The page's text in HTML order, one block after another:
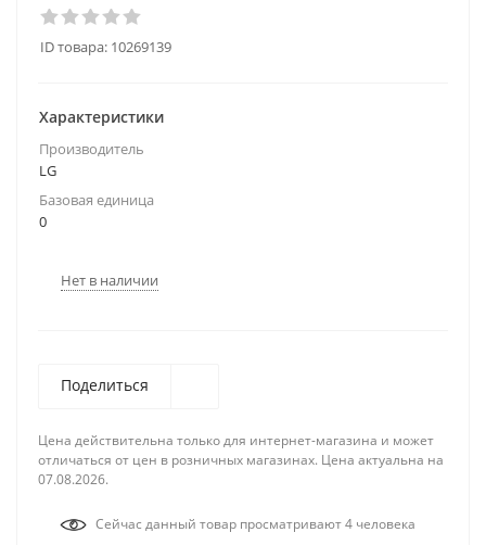
ID товара: 10269139
Характеристики
Производитель
LG
Базовая единица
0
Нет в наличии
Поделиться
Цена действительна только для интернет-магазина и может
отличаться от цен в розничных магазинах. Цена актуальна на
07.08.2026.
Сейчас данный товар просматривают 4 человека